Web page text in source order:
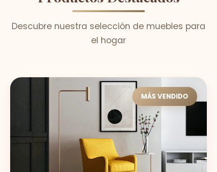
Descubre nuestra selección de muebles para
el hogar
MÁS VENDIDO